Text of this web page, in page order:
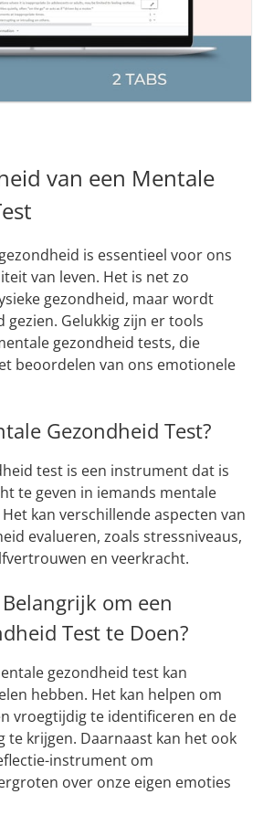
van een Mentale
is essentieel voor ons
van leven. Het is net zo
gezondheid, maar wordt
Gelukkig zijn er tools
gezondheid tests, die
beoordelen van ons emotionele
Gezondheid Test?
test is een instrument dat is
te geven in iemands mentale
kan verschillende aspecten van
evalueren, zoals stressniveaus,
en veerkracht.
om een
Test te Doen?
gezondheid test kan
hebben. Het kan helpen om
vroegtijdig te identificeren en de
te krijgen. Daarnaast kan het ook
instrument om
over onze eigen emoties